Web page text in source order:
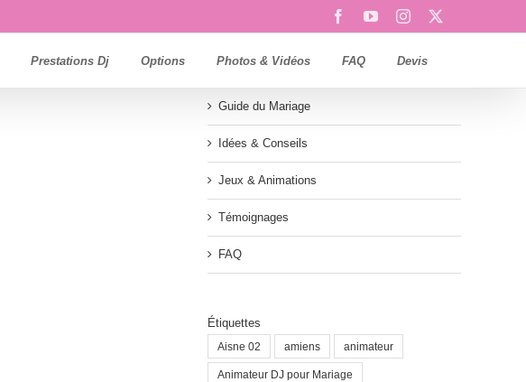
FacebookYouTubeInstagram
Prestations Dj Options Photos & Vidéos FAQ Devis
Guide du Mariage
Idées & Conseils
Jeux & Animations
Témoignages
FAQ
Étiquettes
Aisne 02 amiens animateur
Animateur DJ pour Mariage